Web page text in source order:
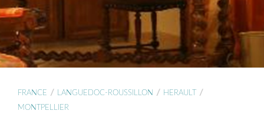
FRANCE / LANGUEDOC-ROUSSILLON / HERAULT /
MONTPELLIER